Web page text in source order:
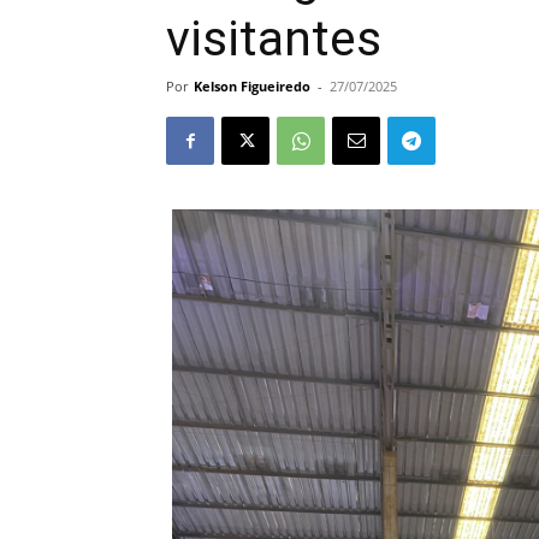
visitantes
Por Kelson Figueiredo - 27/07/2025